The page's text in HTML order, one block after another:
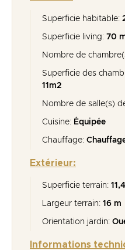
Superficie habitable:
Superficie living: 70
Nombre de
Superficie des
11m2
Nombre de salle(s)
Cuisine: Équipée
Chauffage:
Extérieur:
Superficie terrain:
Largeur terrain: 16 m
Orientation jardin:
Informations